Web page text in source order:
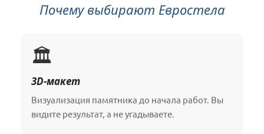
Почему выбирают Евростела
🏛️
3D-макет
Визуализация памятника до начала работ. Вы
видите результат, а не угадываете.